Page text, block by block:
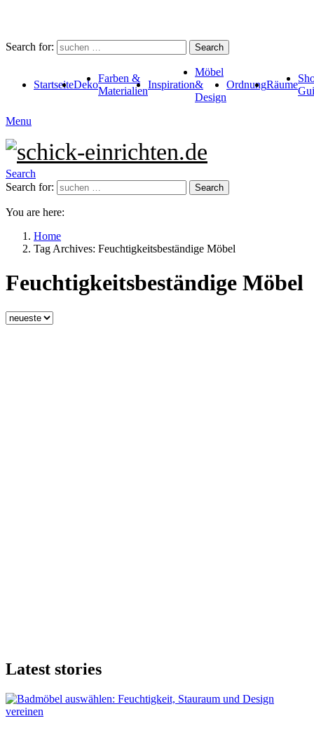
Search for: Search
StartseiteDeko
Farben &
Materialien
Inspiration
Möbel
&
Design
OrdnungRäume
Menu
Search
Search for:
Search
You are here:
Home
Tag Archives: Feuchtigkeitsbeständige Möbel
Feuchtigkeitsbeständige Möbel
Latest stories